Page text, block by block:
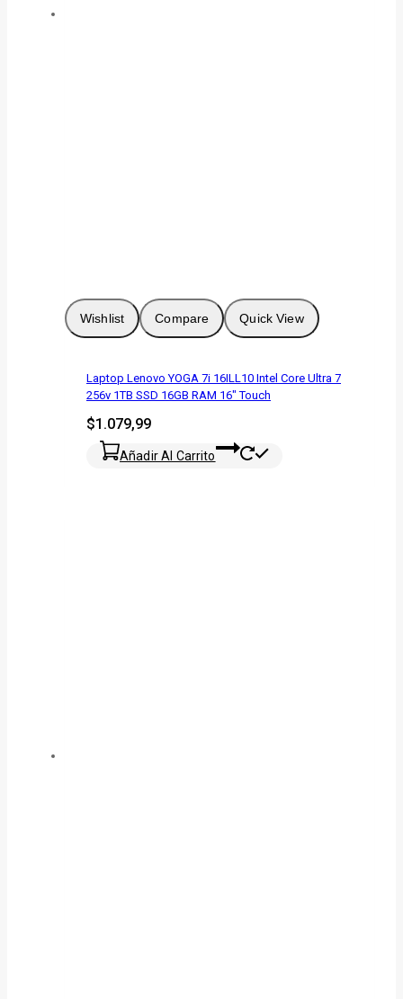
Wishlist Compare Quick View
Laptop Lenovo YOGA 7i 16ILL10 Intel Core Ultra 7
256v 1TB SSD 16GB RAM 16″ Touch
$1.079,99
Añadir Al Carrito